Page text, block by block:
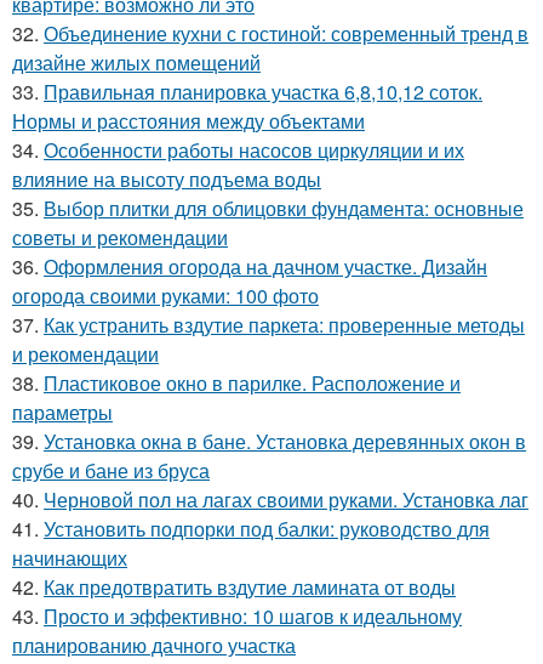
32. Объединение кухни с гостиной: современный тренд в
дизайне жилых помещений
33. Правильная планировка участка 6,8,10,12 соток.
Нормы и расстояния между объектами
34. Особенности работы насосов циркуляции и их
влияние на высоту подъема воды
35. Выбор плитки для облицовки фундамента: основные
советы и рекомендации
36. Оформления огорода на дачном участке. Дизайн
огорода своими руками: 100 фото
37. Как устранить вздутие паркета: проверенные методы
и рекомендации
38. Пластиковое окно в парилке. Расположение и
параметры
39. Установка окна в бане. Установка деревянных окон в
срубе и бане из бруса
40. Черновой пол на лагах своими руками. Установка лаг
41. Установить подпорки под балки: руководство для
начинающих
42. Как предотвратить вздутие ламината от воды
43. Просто и эффективно: 10 шагов к идеальному
планированию дачного участка